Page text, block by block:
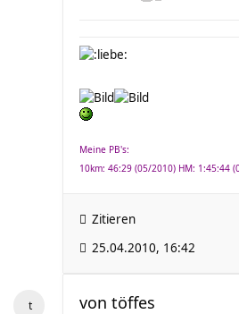
Meine PB's:
10km: 46:29 (05/2010) HM: 1:45:44
Zitieren
25.04.2010, 16:42
von töffes